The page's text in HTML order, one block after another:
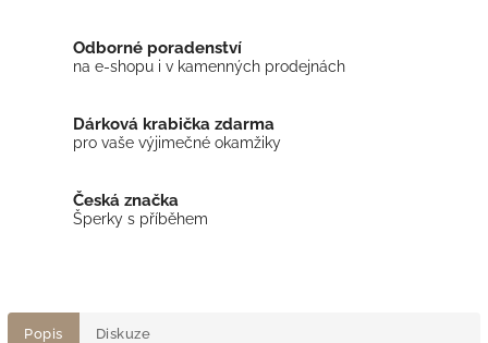
Odborné poradenství
na e-shopu i v kamenných prodejnách
Dárková krabička zdarma
pro vaše výjimečné okamžiky
Česká značka
Šperky s příběhem
Popis Diskuze